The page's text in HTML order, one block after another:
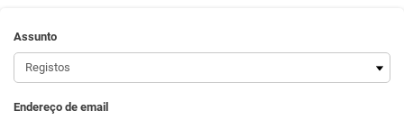
Assunto
Endereço de email